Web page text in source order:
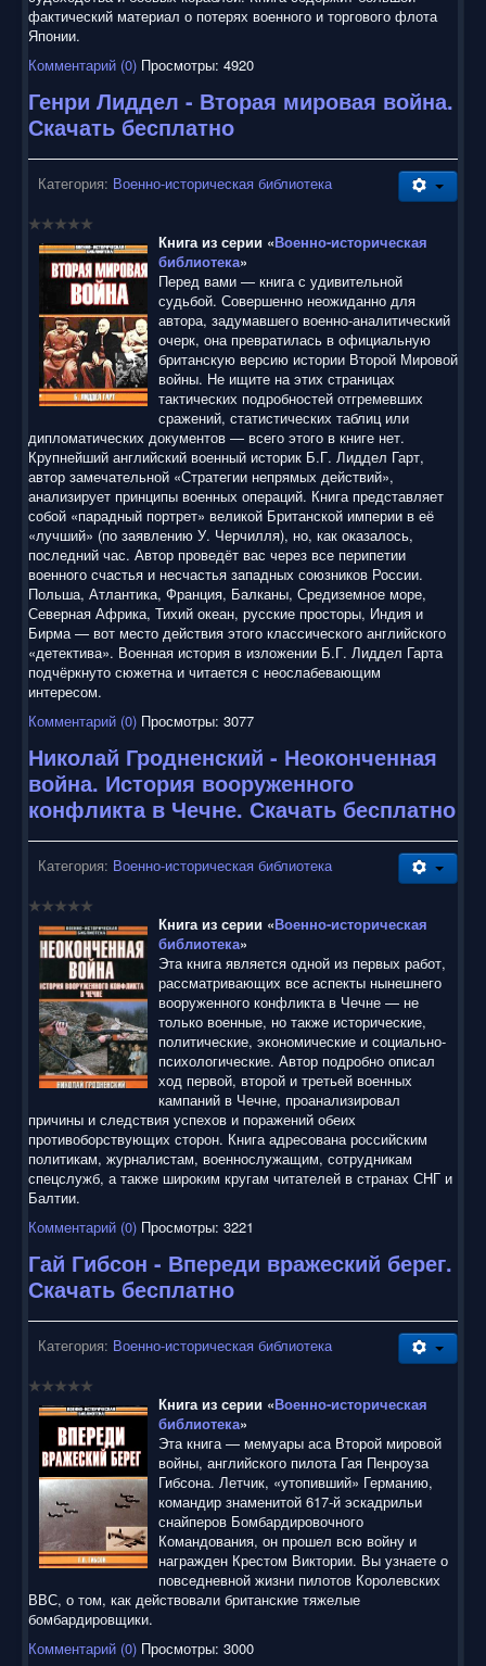
5
фактический материал о потерях военного и торгового флота
Японии.
Комментарий (0) Просмотры: 4920
Генри Лиддел - Вторая мировая война.
Скачать бесплатно
Категория: Военно-историческая библиотека
Книга из серии «Военно-историческая
библиотека»
Перед вами — книга с удивительной
судьбой. Совершенно неожиданно для
автора, задумавшего военно-аналитический
очерк, она превратилась в официальную
британскую версию истории Второй Мировой
войны. Не ищите на этих страницах
тактических подробностей отгремевших
сражений, статистических таблиц или
дипломатических документов — всего этого в книге нет.
Крупнейший английский военный историк Б.Г. Лиддел Гарт,
автор замечательной «Стратегии непрямых действий»,
анализирует принципы военных операций. Книга представляет
собой «парадный портрет» великой Британской империи в её
«лучший» (по заявлению У. Черчилля), но, как оказалось,
последний час. Автор проведёт вас через все перипетии
военного счастья и несчастья западных союзников России.
Польша, Атлантика, Франция, Балканы, Средиземное море,
Северная Африка, Тихий океан, русские просторы, Индия и
Бирма — вот место действия этого классического английского
«детектива». Военная история в изложении Б.Г. Лиддел Гарта
подчёркнуто сюжетна и читается с неослабевающим
интересом.
Комментарий (0) Просмотры: 3077
Николай Гродненский - Неоконченная
война. История вооруженного
конфликта в Чечне. Скачать бесплатно
Категория: Военно-историческая библиотека
Книга из серии «Военно-историческая
библиотека»
Эта книга является одной из первых работ,
рассматривающих все аспекты нынешнего
вооруженного конфликта в Чечне — не
только военные, но также исторические,
политические, экономические и социально-
психологические. Автор подробно описал
ход первой, второй и третьей военных
кампаний в Чечне, проанализировал
причины и следствия успехов и поражений обеих
противоборствующих сторон. Книга адресована российским
политикам, журналистам, военнослужащим, сотрудникам
спецслужб, а также широким кругам читателей в странах СНГ и
Балтии.
Комментарий (0) Просмотры: 3221
Гай Гибсон - Впереди вражеский берег.
Скачать бесплатно
Категория: Военно-историческая библиотека
Книга из серии «Военно-историческая
библиотека»
Эта книга — мемуары аса Второй мировой
войны, английского пилота Гая Пенроуза
Гибсона. Летчик, «утопивший» Германию,
командир знаменитой 617-й эскадрильи
снайперов Бомбардировочного
Командования, он прошел всю войну и
награжден Крестом Виктории. Вы узнаете о
повседневной жизни пилотов Королевских
ВВС, о том, как действовали британские тяжелые
бомбардировщики.
Комментарий (0) Просмотры: 3000